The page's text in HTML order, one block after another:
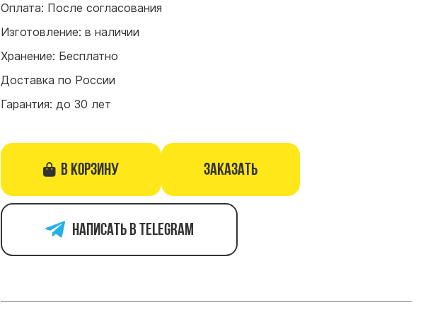
Оплата: После согласования
Изготовление: в наличии
Хранение: Бесплатно
Доставка по России
Гарантия: до 30 лет
В корзину Заказать
Написать в telegram